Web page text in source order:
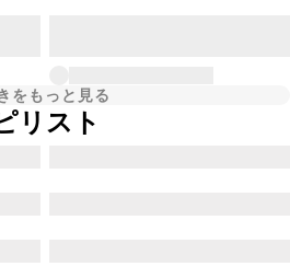
をもっと見る
リスト